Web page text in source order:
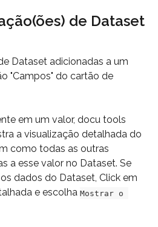
de Dataset
Dataset adicionadas a um
"Campos" do cartão de
em um valor, docu tools
a visualização detalhada do
como todas as outras
a esse valor no Dataset. Se
dados do Dataset, Click em
e escolha Mostrar o